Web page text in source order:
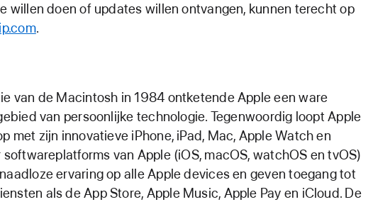
willen doen of updates willen ontvangen, kunnen terecht op
.
van de Macintosh in 1984 ontketende Apple een ware
van persoonlijke technologie. Tegenwoordig loopt Apple
met zijn innovatieve iPhone, iPad, Mac, Apple Watch en
softwareplatforms van Apple (iOS, macOS, watchOS en tvOS)
ervaring op alle Apple devices en geven toegang tot
als de App Store, Apple Music, Apple Pay en iCloud. De